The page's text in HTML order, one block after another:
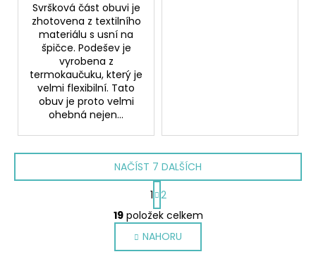
Svršková část obuvi je
zhotovena z textilního
materiálu s usní na
špičce. Podešev je
vyrobena z
termokaučuku, který je
velmi flexibilní. Tato
obuv je proto velmi
ohebná nejen...
O
v
l
á
NAČÍST 7 DALŠÍCH
S
t
r
á
n
k
1 2
19položek celkem
NAHORU